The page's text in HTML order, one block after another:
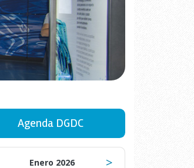
Agenda DGDC
Enero 2026 >